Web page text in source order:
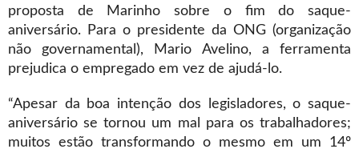
proposta de Marinho sobre o fim do saque-
aniversário. Para o presidente da ONG (organização
não governamental), Mario Avelino, a ferramenta
prejudica o empregado em vez de ajudá-lo.
“Apesar da boa intenção dos legisladores, o saque-
aniversário se tornou um mal para os trabalhadores;
muitos estão transformando o mesmo em um 14º